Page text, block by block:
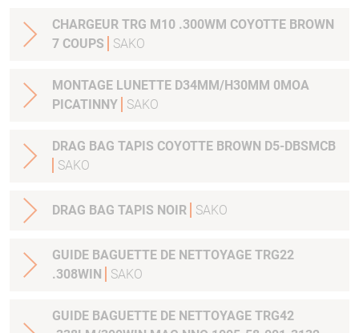
CHARGEUR TRG M10 .300WM COYOTTE BROWN
7 COUPS
SAKO
MONTAGE LUNETTE D34MM/H30MM 0MOA
PICATINNY
SAKO
DRAG BAG TAPIS COYOTTE BROWN D5-DBSMCB
SAKO
DRAG BAG TAPIS NOIR SAKO
GUIDE BAGUETTE DE NETTOYAGE TRG22
.308WIN
SAKO
GUIDE BAGUETTE DE NETTOYAGE TRG42